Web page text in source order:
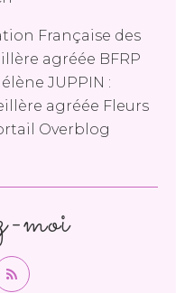
moi
Française des
agréée BFRP
JUPPIN :
agréée Fleurs
Overblog